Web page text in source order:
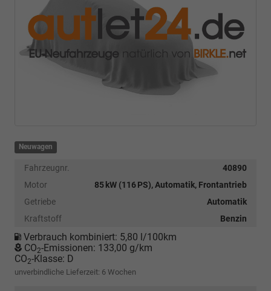
Neuwagen
Fahrzeugnr.
40890
Motor
85 kW (116 PS), Automatik, Frontantrieb
Getriebe
Automatik
Kraftstoff
Benzin
Verbrauch kombiniert: 5,80 l/100km
CO2-Emissionen: 133,00 g/km
CO2-Klasse: D
unverbindliche Lieferzeit: 6 Wochen